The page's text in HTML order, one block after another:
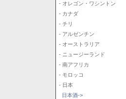
- オレゴン・ワシントン
- カナダ
- チリ
- アルゼンチン
- オーストラリア
- ニュージーランド
- 南アフリカ
- モロッコ
- 日本
日本酒->